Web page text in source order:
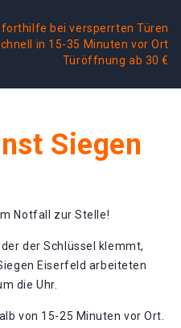
bei versperrten Türen
in 15-35 Minuten vor Ort
Türöffnung ab 30 €
Siegen
Notfall zur Stelle!
der Schlüssel klemmt,
Eiserfeld arbeiteten
die Uhr.
von 15-25 Minuten vor Ort.